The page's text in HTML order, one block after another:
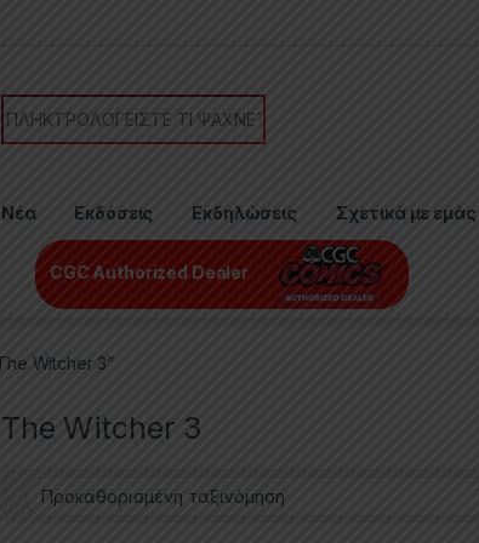
Νέα Εκδόσεις Εκδηλώσεις Σχετικά με εμάς
CGC Authorized Dealer
Witcher 3”
The Witcher 3